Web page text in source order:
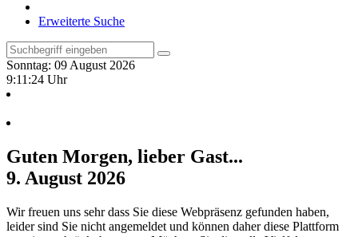
Erweiterte Suche
Sonntag: 09 August 2026
9:11:25 Uhr
Guten Morgen, lieber Gast...
9. August 2026
Wir freuen uns sehr dass Sie diese Webpräsenz gefunden haben,
leider sind Sie nicht angemeldet und können daher diese Plattform